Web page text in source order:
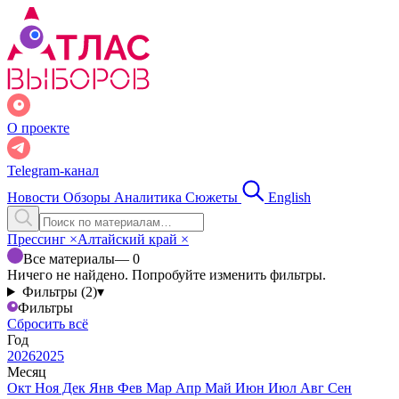
О проекте
Telegram-канал
Новости Обзоры Аналитика Сюжеты English
Прессинг ×Алтайский край ×
Все материалы— 0
Ничего не найдено. Попробуйте изменить фильтры.
Фильтры (2)▾
Фильтры
Сбросить всё
Год
20262025
Месяц
Окт Ноя Дек Янв Фев Мар Апр Май Июн Июл Авг Сен